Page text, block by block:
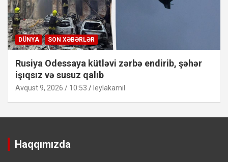
DÜNYA SON XƏBƏRLƏR
Rusiya Odessaya kütləvi zərbə endirib, şəhər
işıqsız və susuz qalıb
Avqust 9, 2026 / 10:53 leylakamil
Haqqımızda